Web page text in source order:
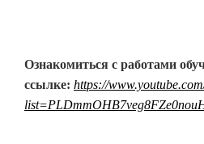
Ознакомиться с работами
ссылке: https://